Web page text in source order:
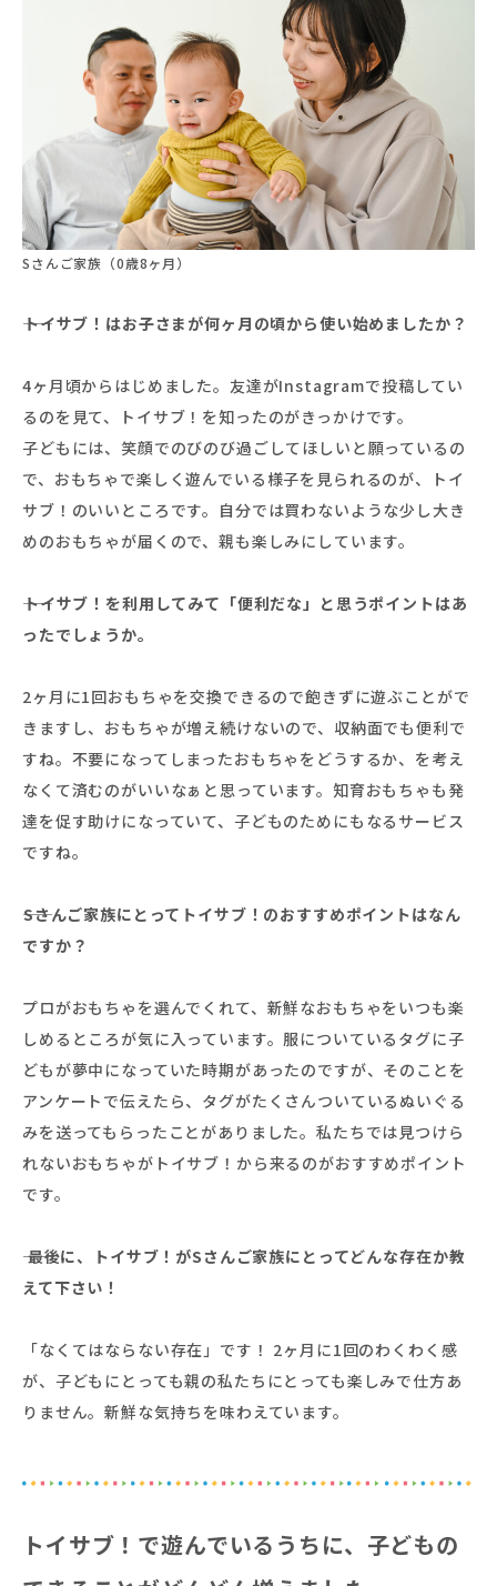
Sさんご家族（0歳8ヶ月）
――トイサブ！はお子さまが何ヶ月の頃から使い始めましたか？
4ヶ月頃からはじめました。友達がInstagramで投稿してい
るのを見て、トイサブ！を知ったのがきっかけです。
子どもには、笑顔でのびのび過ごしてほしいと願っているの
で、おもちゃで楽しく遊んでいる様子を見られるのが、トイ
サブ！のいいところです。自分では買わないような少し大き
めのおもちゃが届くので、親も楽しみにしています。
――トイサブ！を利用してみて「便利だな」と思うポイントはあ
ったでしょうか。
2ヶ月に1回おもちゃを交換できるので飽きずに遊ぶことがで
きますし、おもちゃが増え続けないので、収納面でも便利で
すね。不要になってしまったおもちゃをどうするか、を考え
なくて済むのがいいなぁと思っています。知育おもちゃも発
達を促す助けになっていて、子どものためにもなるサービス
ですね。
――Sさんご家族にとってトイサブ！のおすすめポイントはなん
ですか？
プロがおもちゃを選んでくれて、新鮮なおもちゃをいつも楽
しめるところが気に入っています。服についているタグに子
どもが夢中になっていた時期があったのですが、そのことを
アンケートで伝えたら、タグがたくさんついているぬいぐる
みを送ってもらったことがありました。私たちでは見つけら
れないおもちゃがトイサブ！から来るのがおすすめポイント
です。
―― 最後に、トイサブ！がSさんご家族にとってどんな存在か教
えて下さい！
「なくてはならない存在」です！ 2ヶ月に1回のわくわく感
が、子どもにとっても親の私たちにとっても楽しみで仕方あ
りません。新鮮な気持ちを味わえています。
トイサブ！で遊んでいるうちに、子どもの